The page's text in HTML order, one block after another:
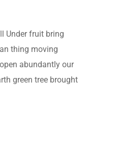
Under fruit bring
thing moving
abundantly our
green tree brought